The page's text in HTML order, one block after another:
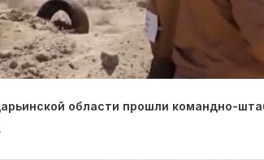
области прошли командно-